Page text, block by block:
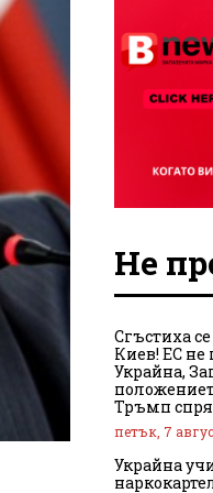
Не
Сгъстиха
Киев! ЕС
Украйна,
Тръмп спря
петък, 7
Украйна